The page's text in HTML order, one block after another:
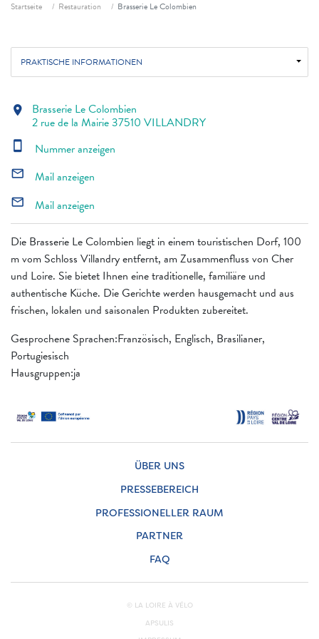
Startseite Restauration Brasserie Le Colombien
PRAKTISCHE INFORMATIONEN
Die Brasserie Le Colombien liegt in einem touristischen Dorf, 100
m vom Schloss Villandry entfernt, am Zusammenfluss von Cher
und Loire. Sie bietet Ihnen eine traditionelle, familiäre und
authentische Küche. Die Gerichte werden hausgemacht und aus
frischen, lokalen und saisonalen Produkten zubereitet.
Gesprochene Sprachen:Französisch, Englisch, Brasilianer,
Portugiesisch
Hausgruppen:ja
location_on Brasserie Le Colombien
2 rue de la Mairie 37510 VILLANDRY
smartphone Nummer anzeigen
mail_outline Mail anzeigen
mail_outline Mail anzeigen
ÜBER UNS
PRESSEBEREICH
PROFESSIONELLER RAUM
PARTNER
FAQ
© LA LOIRE À VÉLO
APSULIS